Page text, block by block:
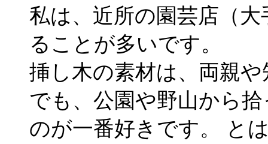
私は、近所の園芸店（
ることが多いです。
挿し木の素材は、両親
でも、公園や野山から
のが一番好きです。 と